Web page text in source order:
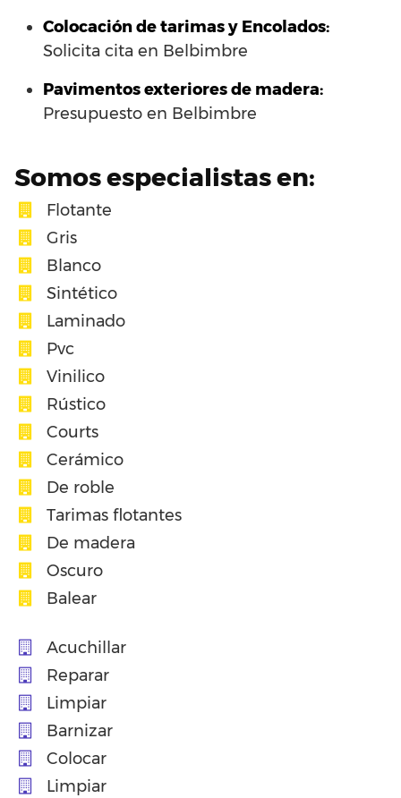
Colocación de tarimas y Encolados:
Solicita cita en Belbimbre
Pavimentos exteriores de madera:
Presupuesto en Belbimbre
Somos especialistas en:
Flotante
Gris
Blanco
Sintético
Laminado
Pvc
Vinilico
Rústico
Courts
Cerámico
De roble
Tarimas flotantes
De madera
Oscuro
Balear
Acuchillar
Reparar
Limpiar
Barnizar
Colocar
Limpiar